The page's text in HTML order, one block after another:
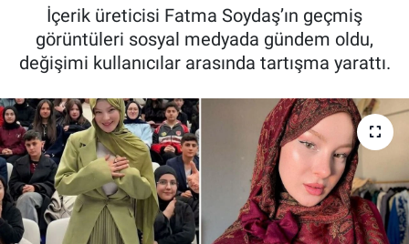
İçerik üreticisi Fatma Soydaş’ın geçmiş
görüntüleri sosyal medyada gündem oldu,
değişimi kullanıcılar arasında tartışma yarattı.
1461 TRABZON
FUTBOL
ALT LIGLER
TV VE SİNEMA
BASKETBOL
Haber Arşivi